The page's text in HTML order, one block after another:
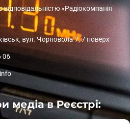
«Радіокомпанія
вул. Чорновола 7, 7 поверх
06
медіа в Реєстрі: